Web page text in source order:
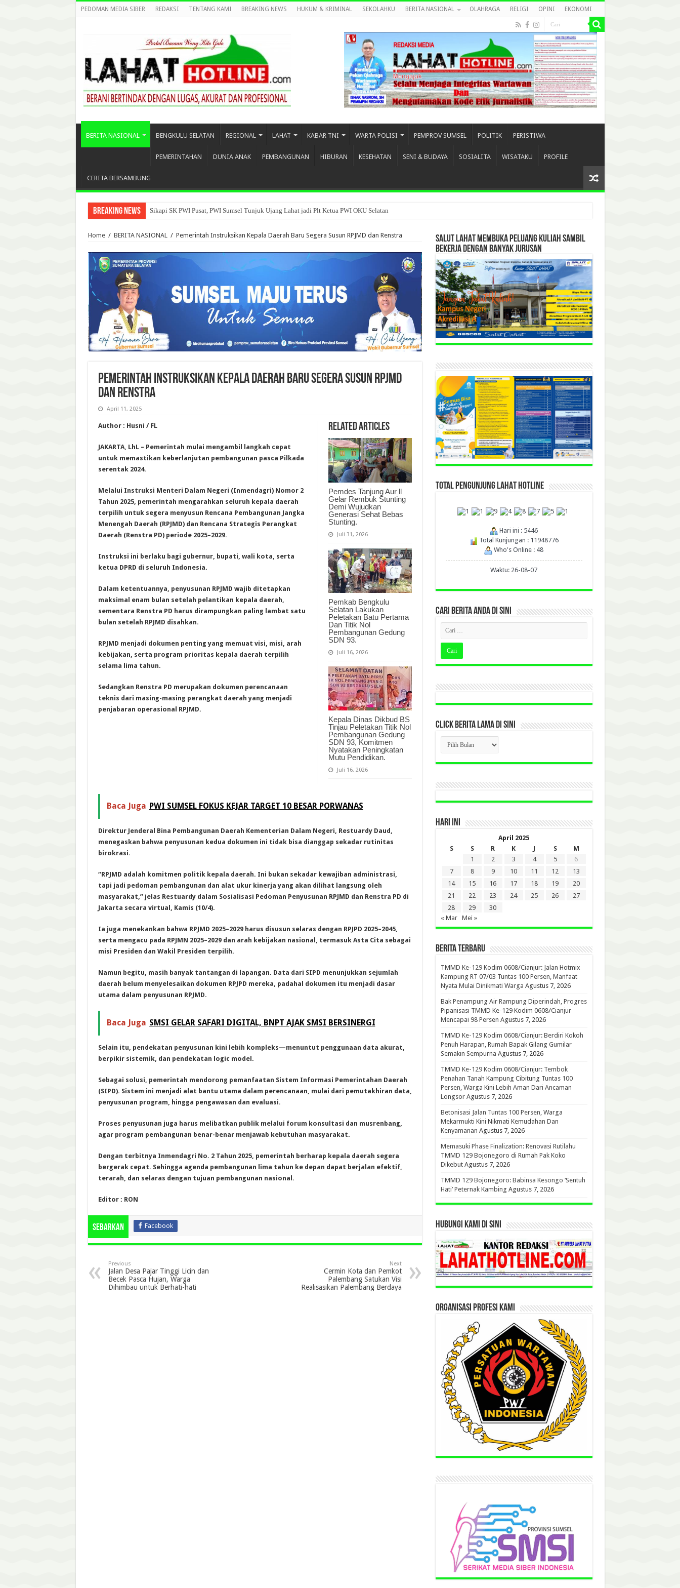
PEDOMAN MEDIA SIBER REDAKSI TENTANG KAMI BREAKING NEWS HUKUM & KRIMINAL SEKOLAHKU BERITA NASIONAL OLAHRAGA RELIGI OPINI EKONOMI
BERITA NASIONAL BENGKULU SELATAN REGIONAL LAHAT KABAR TNI WARTA POLISI PEMPROV SUMSEL POLITIK PERISTIWA
PEMERINTAHAN DUNIA ANAK PEMBANGUNAN HIBURAN KESEHATAN SENI & BUDAYA SOSIALITA WISATAKU PROFILE
CERITA BERSAMBUNG
Breaking News Sikapi SK PWI Pusat, PWI Sumsel Tunjuk Ujang Lahat jadi Plt Ketua PWI OKU Selatan
Home / BERITA NASIONAL / Pemerintah Instruksikan Kepala Daerah Baru Segera Susun RPJMD dan Renstra
Pemerintah Instruksikan Kepala Daerah Baru Segera Susun RPJMD
dan Renstra
April 11, 2025
Related Articles
Pemdes Tanjung Aur ll
Gelar Rembuk Stunting
Demi Wujudkan
Generasi Sehat Bebas
Stunting.
Juli 31, 2026
Pemkab Bengkulu
Selatan Lakukan
Peletakan Batu Pertama
Dan Titik Nol
Pembangunan Gedung
SDN 93.
Juli 16, 2026
Kepala Dinas Dikbud BS
Tinjau Peletakan Titik Nol
Pembangunan Gedung
SDN 93, Komitmen
Nyatakan Peningkatan
Mutu Pendidikan.
Juli 16, 2026
Author : Husni / FL
JAKARTA, LhL – Pemerintah mulai mengambil langkah cepat
untuk memastikan keberlanjutan pembangunan pasca Pilkada
serentak 2024.
Melalui Instruksi Menteri Dalam Negeri (Inmendagri) Nomor 2
Tahun 2025, pemerintah mengarahkan seluruh kepala daerah
terpilih untuk segera menyusun Rencana Pembangunan Jangka
Menengah Daerah (RPJMD) dan Rencana Strategis Perangkat
Daerah (Renstra PD) periode 2025–2029.
Instruksi ini berlaku bagi gubernur, bupati, wali kota, serta
ketua DPRD di seluruh Indonesia.
Dalam ketentuannya, penyusunan RPJMD wajib ditetapkan
maksimal enam bulan setelah pelantikan kepala daerah,
sementara Renstra PD harus dirampungkan paling lambat satu
bulan setelah RPJMD disahkan.
RPJMD menjadi dokumen penting yang memuat visi, misi, arah
kebijakan, serta program prioritas kepala daerah terpilih
selama lima tahun.
Sedangkan Renstra PD merupakan dokumen perencanaan
teknis dari masing-masing perangkat daerah yang menjadi
penjabaran operasional RPJMD.
Baca Juga PWI SUMSEL FOKUS KEJAR TARGET 10 BESAR PORWANAS
Direktur Jenderal Bina Pembangunan Daerah Kementerian Dalam Negeri, Restuardy Daud,
menegaskan bahwa penyusunan kedua dokumen ini tidak bisa dianggap sekadar rutinitas
birokrasi.
“RPJMD adalah komitmen politik kepala daerah. Ini bukan sekadar kewajiban administrasi,
tapi jadi pedoman pembangunan dan alat ukur kinerja yang akan dilihat langsung oleh
masyarakat,” jelas Restuardy dalam Sosialisasi Pedoman Penyusunan RPJMD dan Renstra PD di
Jakarta secara virtual, Kamis (10/4).
Ia juga menekankan bahwa RPJMD 2025–2029 harus disusun selaras dengan RPJPD 2025–2045,
serta mengacu pada RPJMN 2025–2029 dan arah kebijakan nasional, termasuk Asta Cita sebagai
misi Presiden dan Wakil Presiden terpilih.
Namun begitu, masih banyak tantangan di lapangan. Data dari SIPD menunjukkan sejumlah
daerah belum menyelesaikan dokumen RPJPD mereka, padahal dokumen itu menjadi dasar
utama dalam penyusunan RPJMD.
Baca Juga SMSI GELAR SAFARI DIGITAL, BNPT AJAK SMSI BERSINERGI
Selain itu, pendekatan penyusunan kini lebih kompleks—menuntut penggunaan data akurat,
berpikir sistemik, dan pendekatan logic model.
Sebagai solusi, pemerintah mendorong pemanfaatan Sistem Informasi Pemerintahan Daerah
(SIPD). Sistem ini menjadi alat bantu utama dalam perencanaan, mulai dari pemutakhiran data,
penyusunan program, hingga pengawasan dan evaluasi.
Proses penyusunan juga harus melibatkan publik melalui forum konsultasi dan musrenbang,
agar program pembangunan benar-benar menjawab kebutuhan masyarakat.
Dengan terbitnya Inmendagri No. 2 Tahun 2025, pemerintah berharap kepala daerah segera
bergerak cepat. Sehingga agenda pembangunan lima tahun ke depan dapat berjalan efektif,
terarah, dan selaras dengan tujuan pembangunan nasional.
Editor : RON
Sebarkan Facebook
Previous
Jalan Desa Pajar Tinggi Licin dan
Becek Pasca Hujan, Warga
Dihimbau untuk Berhati-hati
Next
Cermin Kota dan Pemkot
Palembang Satukan Visi
Realisasikan Palembang Berdaya
SALUT LAHAT MEMBUKA PELUANG KULIAH SAMBIL
BEKERJA DENGAN BANYAK JURUSAN
TOTAL PENGUNJUNG LAHAT HOTLINE
Hari ini : 5446
Total Kunjungan : 11948776
Who's Online : 48
Waktu: 26-08-07
CARI BERITA ANDA DI SINI
CLICK BERITA LAMA DI SINI
CLICK
BERITA
LAMA
DI
HARI INI
April 2025
S
S R K J S
M
1
2 3 4 5
6
7
8 9 10 11 12
13
14
15 16 17 18 19
20
21
22 23 24 25 26
27
28
29
30
« Mar
Mei »
BERITA TERBARU
TMMD Ke-129 Kodim 0608/Cianjur: Jalan Hotmix
Kampung RT 07/03 Tuntas 100 Persen, Manfaat
Nyata Mulai Dinikmati Warga Agustus 7, 2026
Bak Penampung Air Rampung Diperindah, Progres
Pipanisasi TMMD Ke-129 Kodim 0608/Cianjur
Mencapai 98 Persen Agustus 7, 2026
TMMD Ke-129 Kodim 0608/Cianjur: Berdiri Kokoh
Penuh Harapan, Rumah Bapak Gilang Gumilar
Semakin Sempurna Agustus 7, 2026
TMMD Ke-129 Kodim 0608/Cianjur: Tembok
Penahan Tanah Kampung Cibitung Tuntas 100
Persen, Warga Kini Lebih Aman Dari Ancaman
Longsor Agustus 7, 2026
Betonisasi Jalan Tuntas 100 Persen, Warga
Mekarmukti Kini Nikmati Kemudahan Dan
Kenyamanan Agustus 7, 2026
Memasuki Phase Finalization: Renovasi Rutilahu
TMMD 129 Bojonegoro di Rumah Pak Koko
Dikebut Agustus 7, 2026
TMMD 129 Bojonegoro: Babinsa Kesongo ‘Sentuh
Hati’ Peternak Kambing Agustus 7, 2026
HUBUNGI KAMI DI SINI
ORGANISASI PROFESI KAMI